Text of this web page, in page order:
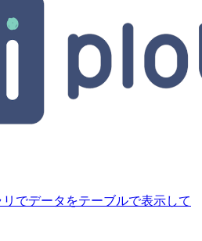
でデータをテーブルで表示して